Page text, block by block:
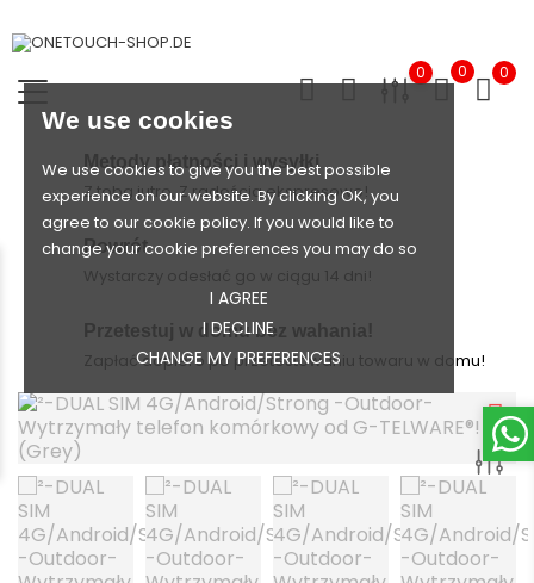
We use cookies
We use cookies to give you the best possible
experience on our website. By clicking OK, you
agree to our cookie policy. If you would like to
change your cookie preferences you may do so
I AGREE
I DECLINE
CHANGE MY PREFERENCES
0 0 0
Metody płatności i wysyłki
Z tobą jutro. Z radością ekspresowo!
Powrót
Wystarczy odesłać go w ciągu 14 dni!
Przetestuj w domu bez wahania!
Zapłać dopiero po przetestowaniu towaru w domu!